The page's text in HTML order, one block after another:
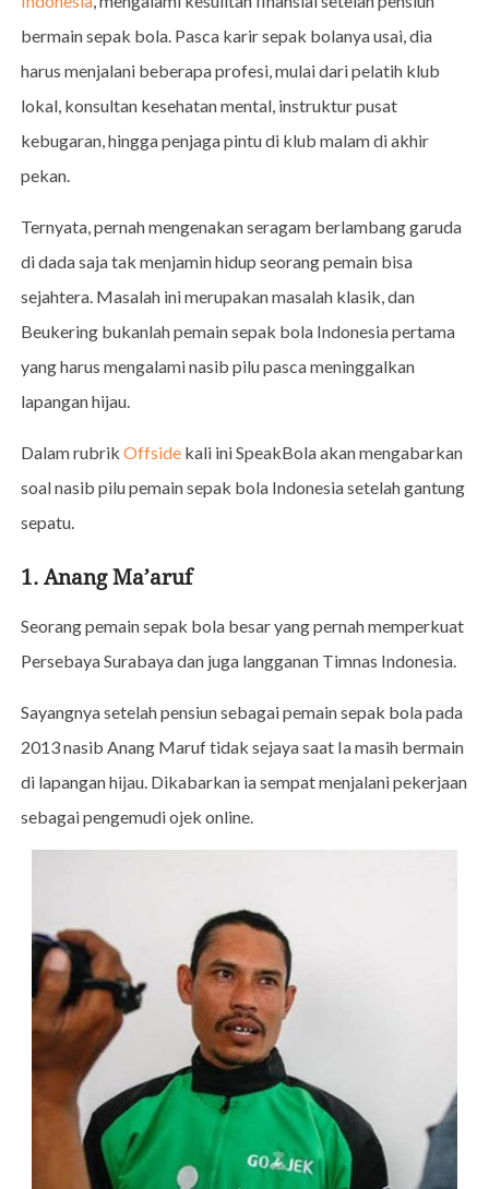
bermain sepak bola. Pasca karir sepak bolanya usai, dia
harus menjalani beberapa profesi, mulai dari pelatih klub
lokal, konsultan kesehatan mental, instruktur pusat
kebugaran, hingga penjaga pintu di klub malam di akhir
pekan.
Ternyata, pernah mengenakan seragam berlambang garuda
di dada saja tak menjamin hidup seorang pemain bisa
sejahtera. Masalah ini merupakan masalah klasik, dan
Beukering bukanlah pemain sepak bola Indonesia pertama
yang harus mengalami nasib pilu pasca meninggalkan
lapangan hijau.
Dalam rubrik Offsidekali ini SpeakBola akan mengabarkan
soal nasib pilu pemain sepak bola Indonesia setelah gantung
sepatu.
1. Anang Ma’aruf
Seorang pemain sepak bola besar yang pernah memperkuat
Persebaya Surabaya dan juga langganan Timnas Indonesia.
Sayangnya setelah pensiun sebagai pemain sepak bola pada
2013 nasib Anang Maruf tidak sejaya saat Ia masih bermain
di lapangan hijau. Dikabarkan ia sempat menjalani pekerjaan
sebagai pengemudi ojek online.